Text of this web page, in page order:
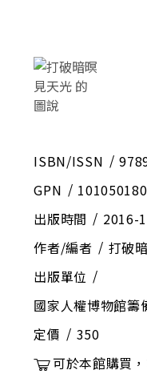
ISBN/ISSN
GPN
出版時間
2016-
作者/編者
打破
出版單位
國家人權博物館籌
定價
350
可於本館購買